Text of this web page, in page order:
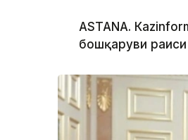
ASTANА.
бошқаруви